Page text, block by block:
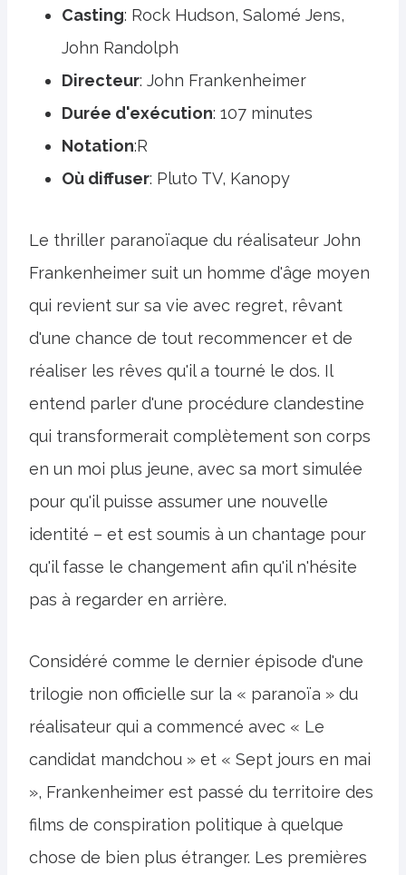
Casting: Rock Hudson, Salomé Jens,
John Randolph
Directeur: John Frankenheimer
Durée d'exécution: 107 minutes
Notation:R
Où diffuser: Pluto TV, Kanopy
Le thriller paranoïaque du réalisateur John
Frankenheimer suit un homme d'âge moyen
qui revient sur sa vie avec regret, rêvant
d'une chance de tout recommencer et de
réaliser les rêves qu'il a tourné le dos. Il
entend parler d'une procédure clandestine
qui transformerait complètement son corps
en un moi plus jeune, avec sa mort simulée
pour qu'il puisse assumer une nouvelle
identité – et est soumis à un chantage pour
qu'il fasse le changement afin qu'il n'hésite
pas à regarder en arrière.
Considéré comme le dernier épisode d'une
trilogie non officielle sur la « paranoïa » du
réalisateur qui a commencé avec « Le
candidat mandchou » et « Sept jours en mai
», Frankenheimer est passé du territoire des
films de conspiration politique à quelque
chose de bien plus étranger. Les premières